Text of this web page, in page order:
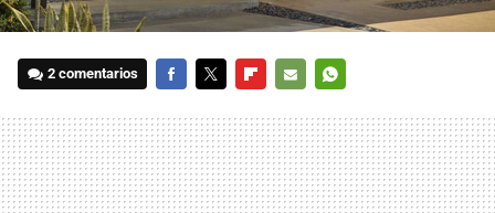
2 comentarios
MAIL